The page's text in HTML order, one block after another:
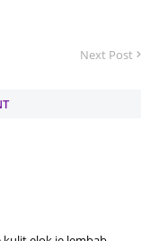
Next Post